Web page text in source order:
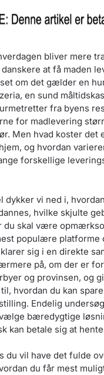
bliver mere
at få maden
om det gælder en
en sund
fra byens
for madlevering
Men hvad koster det
og hvordan
forskellige
dykker vi ned i,
hvilke skjulte
du skal være
populære platforme
sig i en direkte
på, om der er
og provinsen, og
hvordan du kan
Endelig
bæredygtige
kan betale sig at
du vil have det fulde
du får mest